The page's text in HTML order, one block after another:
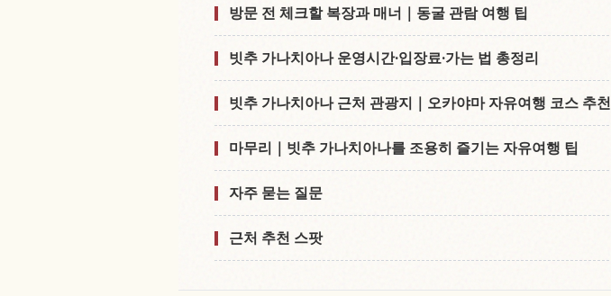
방문 전 체크할 복장과 매너｜동굴 관람 여행 팁
빗추 가나치아나 운영시간·입장료·가는 법 총정리
빗추 가나치아나 근처 관광지｜오카야마 자유여행 코스 추천
마무리｜빗추 가나치아나를 조용히 즐기는 자유여행 팁
자주 묻는 질문
근처 추천 스팟